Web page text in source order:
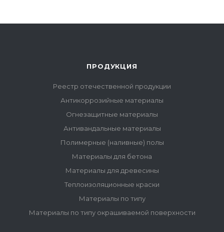
ПРОДУКЦИЯ
Реестр отечественной продукции
Антикоррозийные материалы
Огнезащитные материалы
Антивандальные материалы
Полимерные (наливные) полы
Материалы для бетона
Материалы для древесины
Теплоизоляционные краски
Материалы по типу
Материалы по типу окрашиваемой поверхности